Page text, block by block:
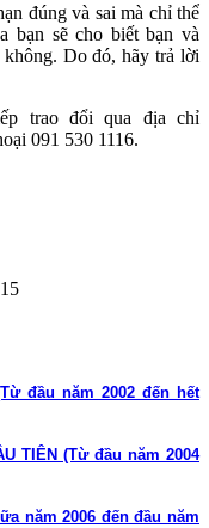
đúng và sai mà chỉ thể
bạn sẽ cho biết bạn và
Do đó, hãy trả lời
trao đổi qua địa chỉ
091 530 1116.
đầu năm 2002 đến hết
TIÊN (Từ đầu năm 2004
năm 2006 đến đầu năm